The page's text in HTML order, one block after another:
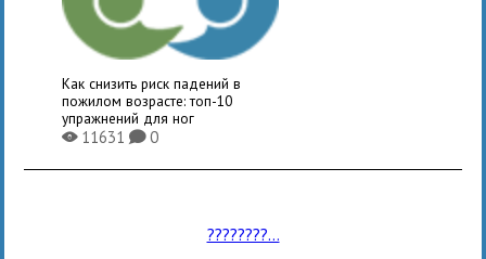
Как снизить риск падений в
пожилом возрасте: топ-10
упражнений для ног
X11631K0
????????...